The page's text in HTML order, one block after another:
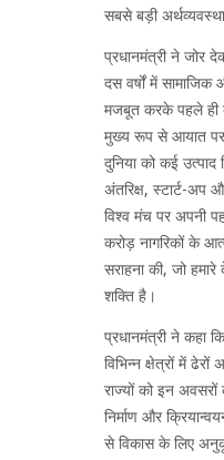
सबसे बड़ी
प्रधानमंत्री ने जोर
दस वर्षों में
मजबूत करके पहले ही
मुख्य रूप से आयात पर
दुनिया को कई उत्पाद
अंतरिक्ष, स्टार्ट-अप
विश्व मंच पर अपनी
करोड़ नागरिकों के
सराहना की, जो
शक्ति है।
प्रधानमंत्री ने कहा
विभिन्न क्षेत्रों में
राज्यों को इन
निर्माण और
से विकास के लिए